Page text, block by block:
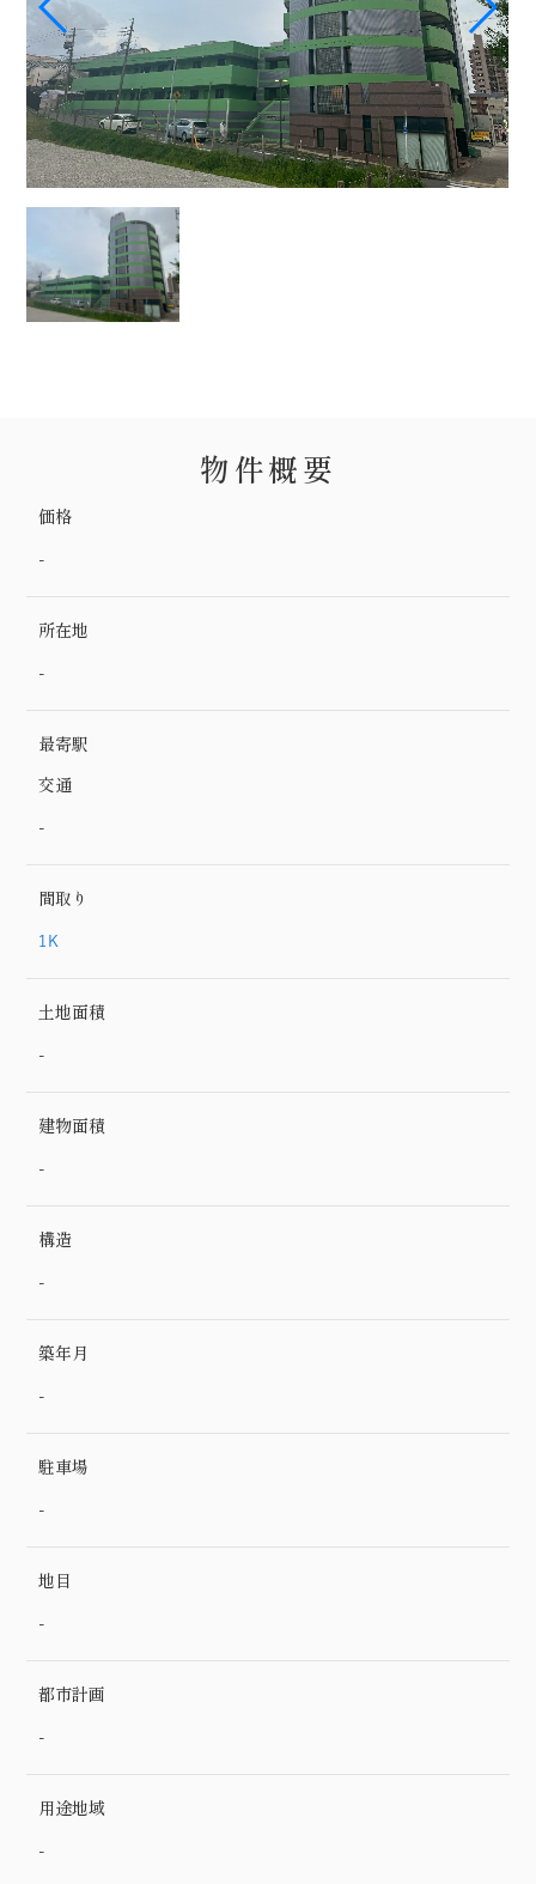
物件概要
価格
-
所在地
-
最寄駅
交通
-
間取り
1K
土地面積
-
建物面積
-
構造
-
築年月
-
駐車場
-
地目
-
都市計画
-
用途地域
-